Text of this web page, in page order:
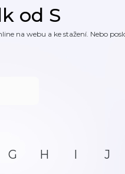
od S
na webu a ke stažení. Nebo
G H I J